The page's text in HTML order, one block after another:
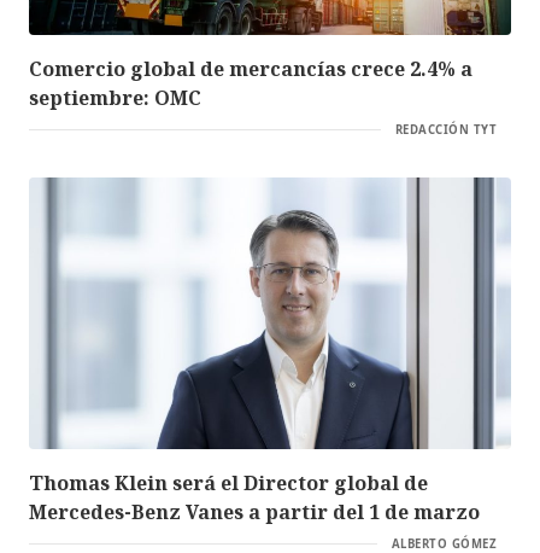
Comercio global de mercancías crece 2.4% a
septiembre: OMC
REDACCIÓN TYT
Thomas Klein será el Director global de
Mercedes-Benz Vanes a partir del 1 de marzo
ALBERTO GÓMEZ